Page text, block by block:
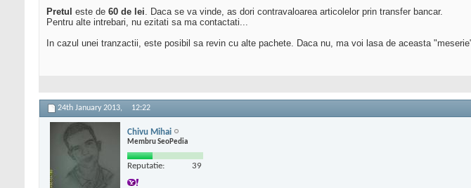
Pretul este de 60 de lei. Daca se va vinde, as dori contravaloarea articolelor prin transfer bancar.
Pentru alte intrebari, nu ezitati sa ma contactati...
In cazul unei tranzactii, este posibil sa revin cu alte pachete. Daca nu, ma voi lasa de aceasta
24th January 2013, 12:22
Chivu Mihai
Membru SeoPedia
Reputatie: 39